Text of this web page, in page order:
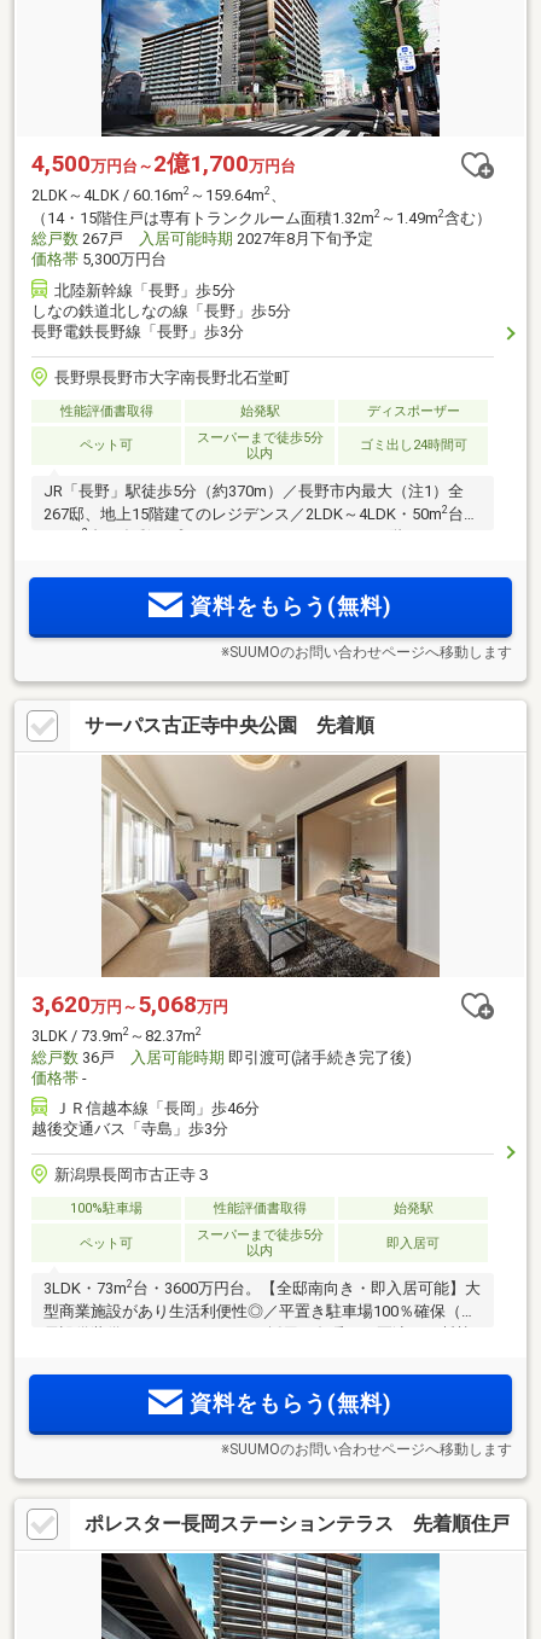
4,500万円台～ 2億1,700万円台
2LDK～4LDK / 60.16m2 ～159.64m2、
（14・15階住戸は専有トランクルーム面積1.32m2 ～1.49m2含む）
総戸数 267戸 入居可能時期 2027年8月下旬予定
価格帯 5,300万円台
北陸新幹線「長野」歩5分
しなの鉄道北しなの線「長野」歩5分
長野電鉄長野線「長野」歩3分
長野県長野市大字南長野北石堂町
性能評価書取得 始発駅 ディスポーザー
ペット可
スーパーまで徒歩5分
以内
ゴミ出し24時間可
JR「長野」駅徒歩5分（約370m）／長野市内最大（注1）全
267邸、地上15階建てのレジデンス／2LDK～4LDK・50m2 台～
2 台の多彩なプランバリエーション。14・15階の2フロア
意。
資料をもらう(無料)
※SUUMOのお問い合わせページへ移動します
サーパス古正寺中央公園 先着順
3,620万円～ 5,068万円
3LDK / 73.9m2 ～82.37m2
総戸数 36戸 入居可能時期 即引渡可(諸手続き完了後)
価格帯 -
ＪＲ信越本線「長岡」歩46分
越後交通バス「寺島」歩3分
新潟県長岡市古正寺３
100%駐車場 性能評価書取得 始発駅
ペット可
スーパーまで徒歩5分
以内
即入居可
3LDK・73m2台・3600万円台。【全邸南向き・即入居可能】大
型商業施設があり生活利便性◎／平置き駐車場100％確保（消
資料をもらう(無料)
※SUUMOのお問い合わせページへ移動します
ポレスター長岡ステーションテラス 先着順住戸